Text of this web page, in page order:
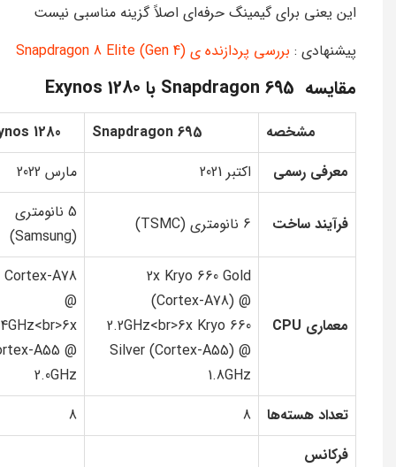
این یعنی برای گیمینگ حرفه‌ای اصلاً گزینه مناسبی نیست
پیشنهادی : بررسی پردازنده ی Snapdragon 8 Elite (Gen 4)
مقایسه Snapdragon 695 با Exynos 1280
مشخصه Snapdragon 695
1280
معرفی رسمی
اکتبر 2021 مارس 2022
فرآیند ساخت 6 نانومتری (TSMC)
5 نانومتری
(Samsung)
معماری CPU
2x Kryo 660 Gold
(Cortex-A78) @
2.2GHz<br>6x Kryo 660
Silver (Cortex-A55) @
1.8GHz
Cortex-A78
@
A55 @
2.0GHz
تعداد هسته‌ها
8
8
فرکانس